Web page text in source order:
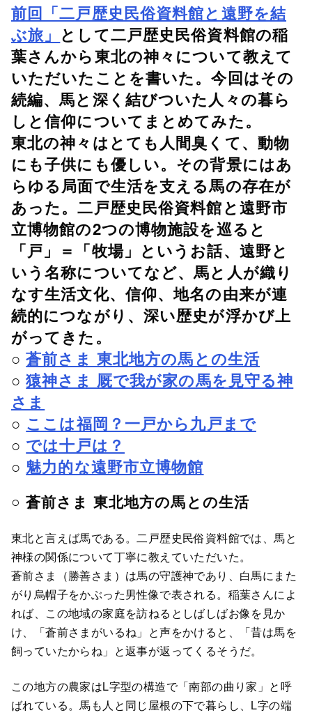
前回「二戸歴史民俗資料館と遠野を結
ぶ旅」 として二戸歴史民俗資料館の稲
葉さんから東北の神々について教えて
いただいたことを書いた。今回はその
続編、馬と深く結びついた人々の暮ら
しと信仰についてまとめてみた。
東北の神々はとても人間臭くて、動物
にも子供にも優しい。その背景にはあ
らゆる局面で生活を支える馬の存在が
あった。二戸歴史民俗資料館と遠野市
立博物館の2つの博物施設を巡ると
「戸」＝「牧場」というお話、遠野と
いう名称についてなど、馬と人が織り
なす生活文化、信仰、地名の由来が連
続的につながり、深い歴史が浮かび上
がってきた。
○蒼前さま 東北地方の馬との生活
○猿神さま 厩で我が家の馬を見守る神
さま
○ ここは福岡？一戸から九戸まで
○ では十戸は？
○ 魅力的な遠野市立博物館
○ 蒼前さま 東北地方の馬との生活
東北と言えば馬である。二戸歴史民俗資料館では、馬と
神様の関係について丁寧に教えていただいた。
蒼前さま（勝善さま）は馬の守護神であり、白馬にまた
がり烏帽子をかぶった男性像で表される。稲葉さんによ
れば、この地域の家庭を訪ねるとしばしばお像を見か
け、「蒼前さまがいるね」と声をかけると、「昔は馬を
飼っていたからね」と返事が返ってくるそうだ。
この地方の農家はL字型の構造で「南部の曲り家」と呼
ばれている。馬も人と同じ屋根の下で暮らし、L字の端